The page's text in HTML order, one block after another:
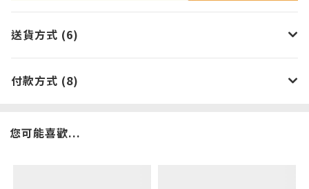
送貨方式 (6)
付款方式 (8)
您可能喜歡...